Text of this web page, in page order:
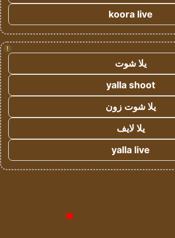
koora live
!
يلا شوت
yalla shoot
يلا شوت زون
يلا لايف
yalla live